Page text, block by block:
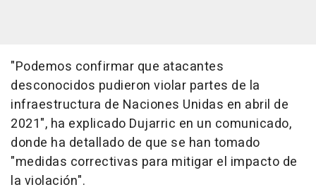
"Podemos confirmar que atacantes
desconocidos pudieron violar partes de la
infraestructura de Naciones Unidas en abril de
2021", ha explicado Dujarric en un comunicado,
donde ha detallado de que se han tomado
"medidas correctivas para mitigar el impacto de
la violación".